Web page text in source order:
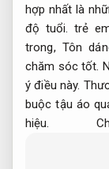
hợp nhất là
độ tuổi.
trẻ
trong, Tôn
chăm sóc tốt.
ý điều này.
buộc tậu áo
hiệu.